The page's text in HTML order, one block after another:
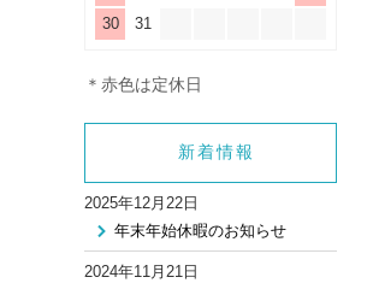
30
31
＊赤色は定休日
新着情報
2025年12月22日
年末年始休暇のお知らせ
2024年11月21日